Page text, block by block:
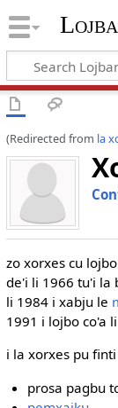
(Redirected from la
zo xorxes cu
de'i li 1966 tu'i la
li 1984 i xabju le
1991 i lojbo co'a
i la xorxes pu
prosa pagbu